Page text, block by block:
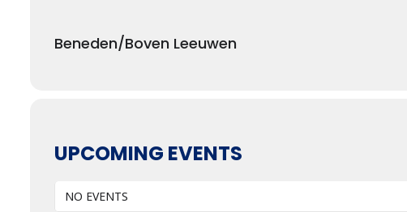
Beneden/Boven Leeuwen
UPCOMING EVENTS
NO EVENTS